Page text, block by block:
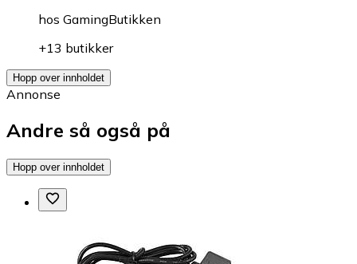
hos GamingButikken
+13 butikker
Hopp over innholdet
Annonse
Andre så også på
Hopp over innholdet